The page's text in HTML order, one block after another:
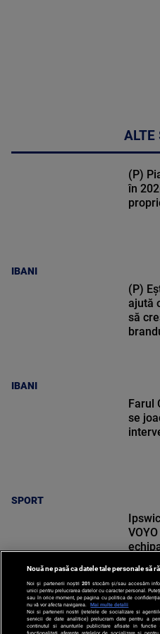
ALTE
IBANI
(P)
în
IBANI
(P)
ajută
să
SPORT
Farul
se
SPORT
Nouă ne pasă ca datele tale personale să
Noi și partenerii noștri 201 stocăm și/sau accesăm
unici pentru prelucrarea datelor cu caracter personal.
sau în orice moment, pe pagina cu politica de
nu vă vor afecta navigarea.
Mai multe detalii
Noi si partenerii nostri (retelele de socializare si
servicii de date analitice) prelucram date pentru a
continutul si anunturile publicitare afisate in
functionalitati aferente retelelor de socializare si